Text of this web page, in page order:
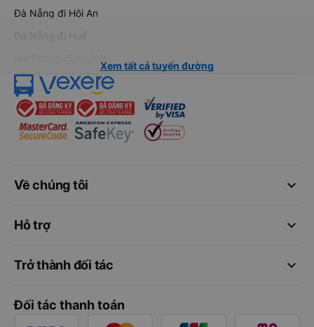
Đà Nẵng đi Hội An
Đà Nẵng đi Huế
Xem tất cả tuyến đường
keyboard_arrow_down
Về chúng tôi
keyboard_arrow_down
Hỗ trợ
keyboard_arrow_down
Trở thành đối tác
Đối tác thanh toán